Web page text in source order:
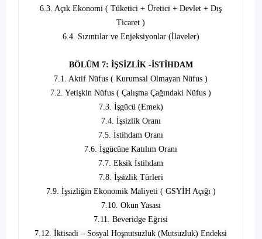
6.3. Açık Ekonomi ( Tüketici + Üretici + Devlet + Dış
Ticaret )
6.4. Sızıntılar ve Enjeksiyonlar (İlaveler)
BÖLÜM 7: İŞSİZLİK -İSTİHDAM
7.1. Aktif Nüfus ( Kurumsal Olmayan Nüfus )
7.2. Yetişkin Nüfus ( Çalışma Çağındaki Nüfus )
7.3. İşgücü (Emek)
7.4. İşsizlik Oranı
7.5. İstihdam Oranı
7.6. İşgücüne Katılım Oranı
7.7. Eksik İstihdam
7.8. İşsizlik Türleri
7.9. İşsizliğin Ekonomik Maliyeti ( GSYİH Açığı )
7.10. Okun Yasası
7.11. Beveridge Eğrisi
7.12. İktisadi – Sosyal Hoşnutsuzluk (Mutsuzluk) Endeksi